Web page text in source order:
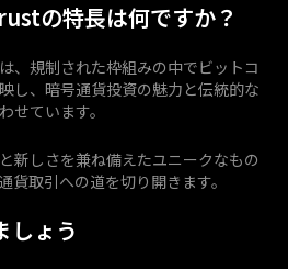
の特長は何ですか？
、規制された枠組みの中でビットコ
し、暗号通貨投資の魅力と伝統的な
せています。
新しさを兼ね備えたユニークなもの
貨取引への道を切り開きます。
しょう